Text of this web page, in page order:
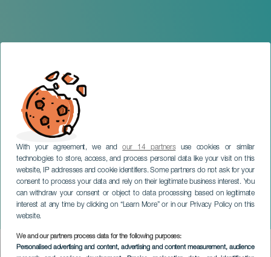
With your agreement, we andour 14 partnersuse cookies or similar
technologies to store, access, and process personal data like your visit on this
website, IP addresses and cookie identifiers. Some partners do not ask for your
consent to process your data and rely on their legitimate business interest. You
can withdraw your consent or object to data processing based on legitimate
interest at any time by clicking on “Learn More” or in our Privacy Policy on this
website.
We and our partners process data for the following purposes:
Personalised advertising and content, advertising and content measurement, audience
EmerPop Canarias: Tu otra
Bonita & Sínora
TENERIFE
Imagen